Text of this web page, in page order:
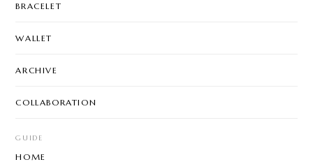
BRACELET
WALLET
ARCHIVE
COLLABORATION
GUIDE
HOME